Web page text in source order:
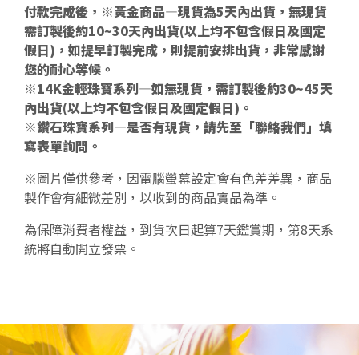
付款完成後，※黃金商品—現貨為5天內出貨，無現貨
需訂製後約10~30天內出貨(以上均不包含假日及國定
假日)，如提早訂製完成，則提前安排出貨，非常感謝
您的耐心等候。
※14K金輕珠寶系列—如無現貨，需訂製後約30~45天
內出貨(以上均不包含假日及國定假日)。
※鑽石珠寶系列—是否有現貨，請先至「聯絡我們」填
寫表單詢問。
※圖片僅供參考，因電腦螢幕設定會有色差差異，商品
製作會有細微差別，以收到的商品實品為準。
為保障消費者權益，到貨次日起算7天鑑賞期，第8天系
統將自動開立發票。